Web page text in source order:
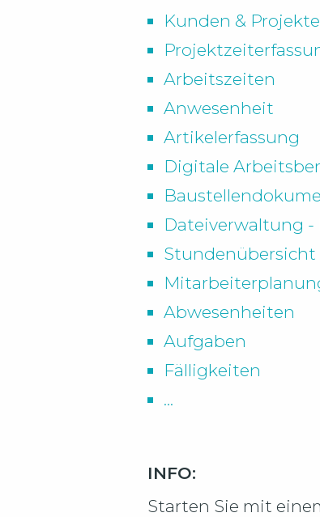
Kunden & Projekte
Arbeitszeiten
Anwesenheit
Artikelerfassung
Digitale
Dateiverwaltung -
Stundenübersicht
Abwesenheiten
Aufgaben
Fälligkeiten
...
INFO:
Starten Sie mit